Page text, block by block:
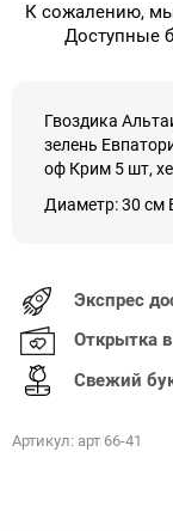
К сожалению, мы
Доступные
Гвоздика
зелень
оф Крим 5 шт,
Диаметр: 30 см
Экспрес
Открытка
Свежий
Артикул: арт 66-41